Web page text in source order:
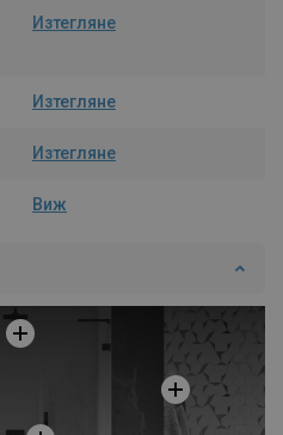
Изтегляне
Изтегляне
Изтегляне
Виж